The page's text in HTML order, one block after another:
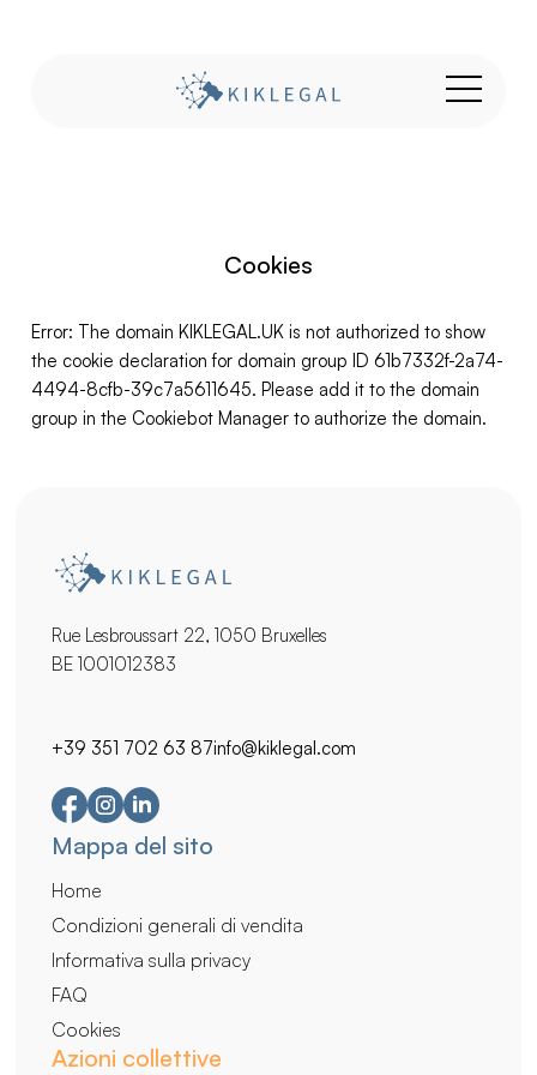
Cookies
Error: The domain KIKLEGAL.UK is not authorized to show
the cookie declaration for domain group ID 61b7332f-2a74-
4494-8cfb-39c7a5611645. Please add it to the domain
group in the Cookiebot Manager to authorize the domain.
Rue Lesbroussart 22, 1050 Bruxelles
BE 1001012383
+39 351 702 63 87info@kiklegal.com
Navigazione
secondaria
Mappa del sito
Home
Condizioni generali di vendita
Informativa sulla privacy
FAQ
Cookies
Azioni collettive